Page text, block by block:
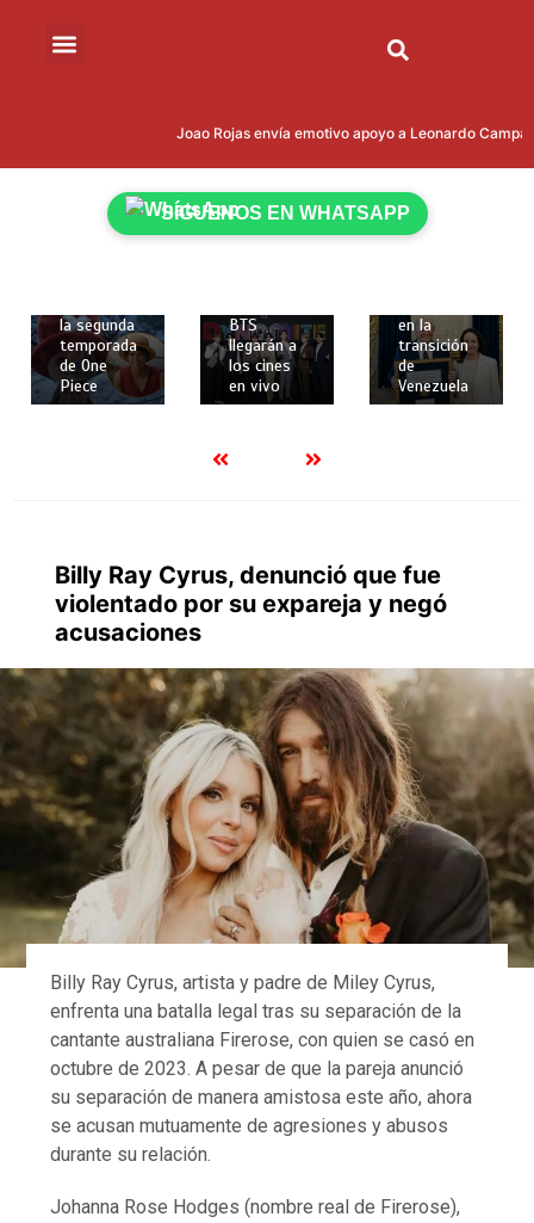
Joao Rojas envía emotivo apoyo a Leonardo
SÍGUENOS EN WHATSAPP
2 mins
la segunda
temporada
de One
Piece
febrero de
2026
2 mins
Los dos
primeros
BTS
llegarán a
los cines
en vivo
2026
2 mins
Trump
quiere
involucrar
en la
transición
de
Venezuela
Billy Ray Cyrus, denunció que fue
violentado por su expareja y negó
acusaciones
Billy Ray Cyrus, artista y padre de Miley Cyrus,
enfrenta una batalla legal tras su separación de la
cantante australiana Firerose, con quien se casó en
octubre de 2023. A pesar de que la pareja anunció
su separación de manera amistosa este año, ahora
se acusan mutuamente de agresiones y abusos
durante su relación.
Johanna Rose Hodges (nombre real de Firerose),